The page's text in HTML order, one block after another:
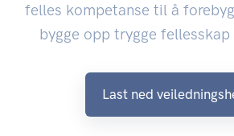
felles kompetanse til å
bygge opp trygge
Last ned